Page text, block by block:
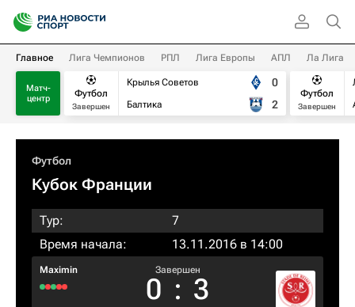
Главное Лига Чемпионов РПЛ Лига Европы АПЛ Ла Лига
Матч-
центр
Футбол
Завершен
Крылья Советов
Балтика
0
2
Футбол
Завершен
Футбол
Кубок Франции
Тур:
7
Время начала:
13.11.2016 в 14:00
Maximin Завершен
0 : 3